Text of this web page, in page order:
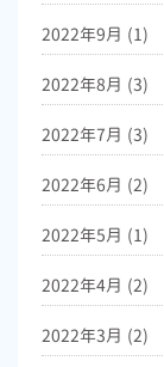
2022年9月 (1)
2022年8月 (3)
2022年7月 (3)
2022年6月 (2)
2022年5月 (1)
2022年4月 (2)
2022年3月 (2)